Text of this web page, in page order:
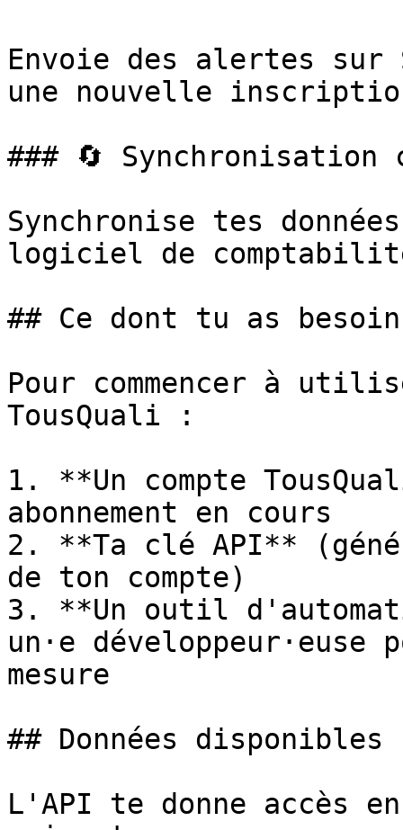
Envoie des alertes sur
une nouvelle
### 🔄 Synchronisation
Synchronise tes
logiciel de
## Ce dont tu as besoin
Pour commencer à
TousQuali :
1. **Un compte
abonnement en cours
2. **Ta clé API**
de ton compte)
3. **Un outil
un·e
mesure
## Données disponibles
L'API te donne accès